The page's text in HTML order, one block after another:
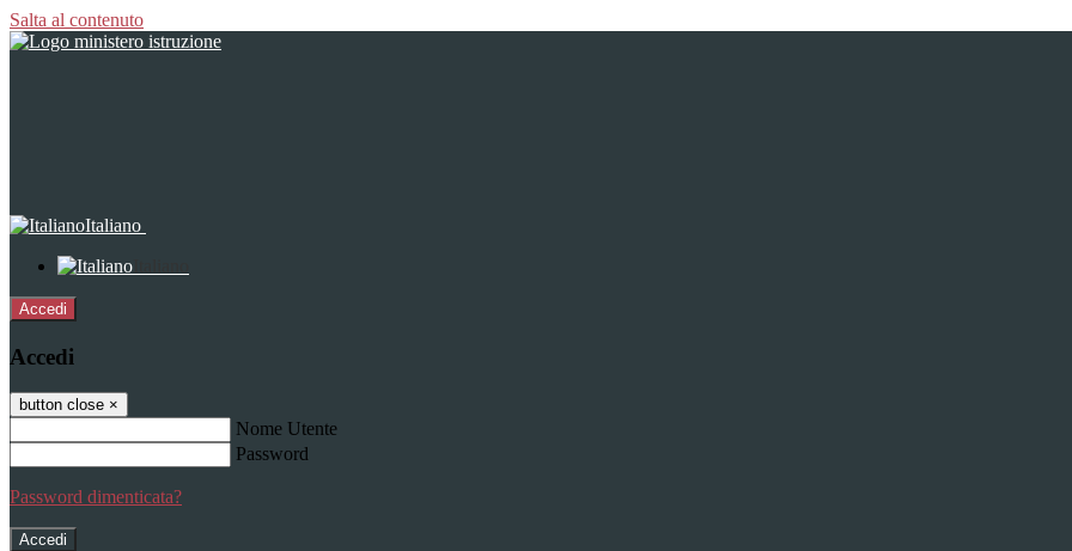
Salta al contenuto
Italiano
Accedi
Accedi
button close ×
Nome Utente
Password
Password dimenticata?